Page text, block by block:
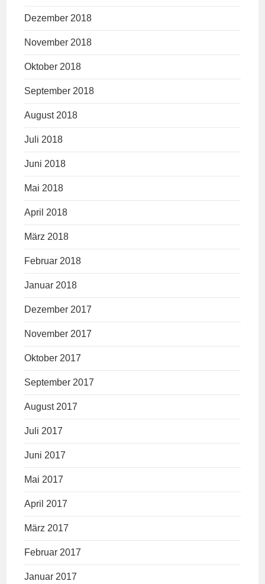
Dezember 2018
November 2018
Oktober 2018
September 2018
August 2018
Juli 2018
Juni 2018
Mai 2018
April 2018
März 2018
Februar 2018
Januar 2018
Dezember 2017
November 2017
Oktober 2017
September 2017
August 2017
Juli 2017
Juni 2017
Mai 2017
April 2017
März 2017
Februar 2017
Januar 2017